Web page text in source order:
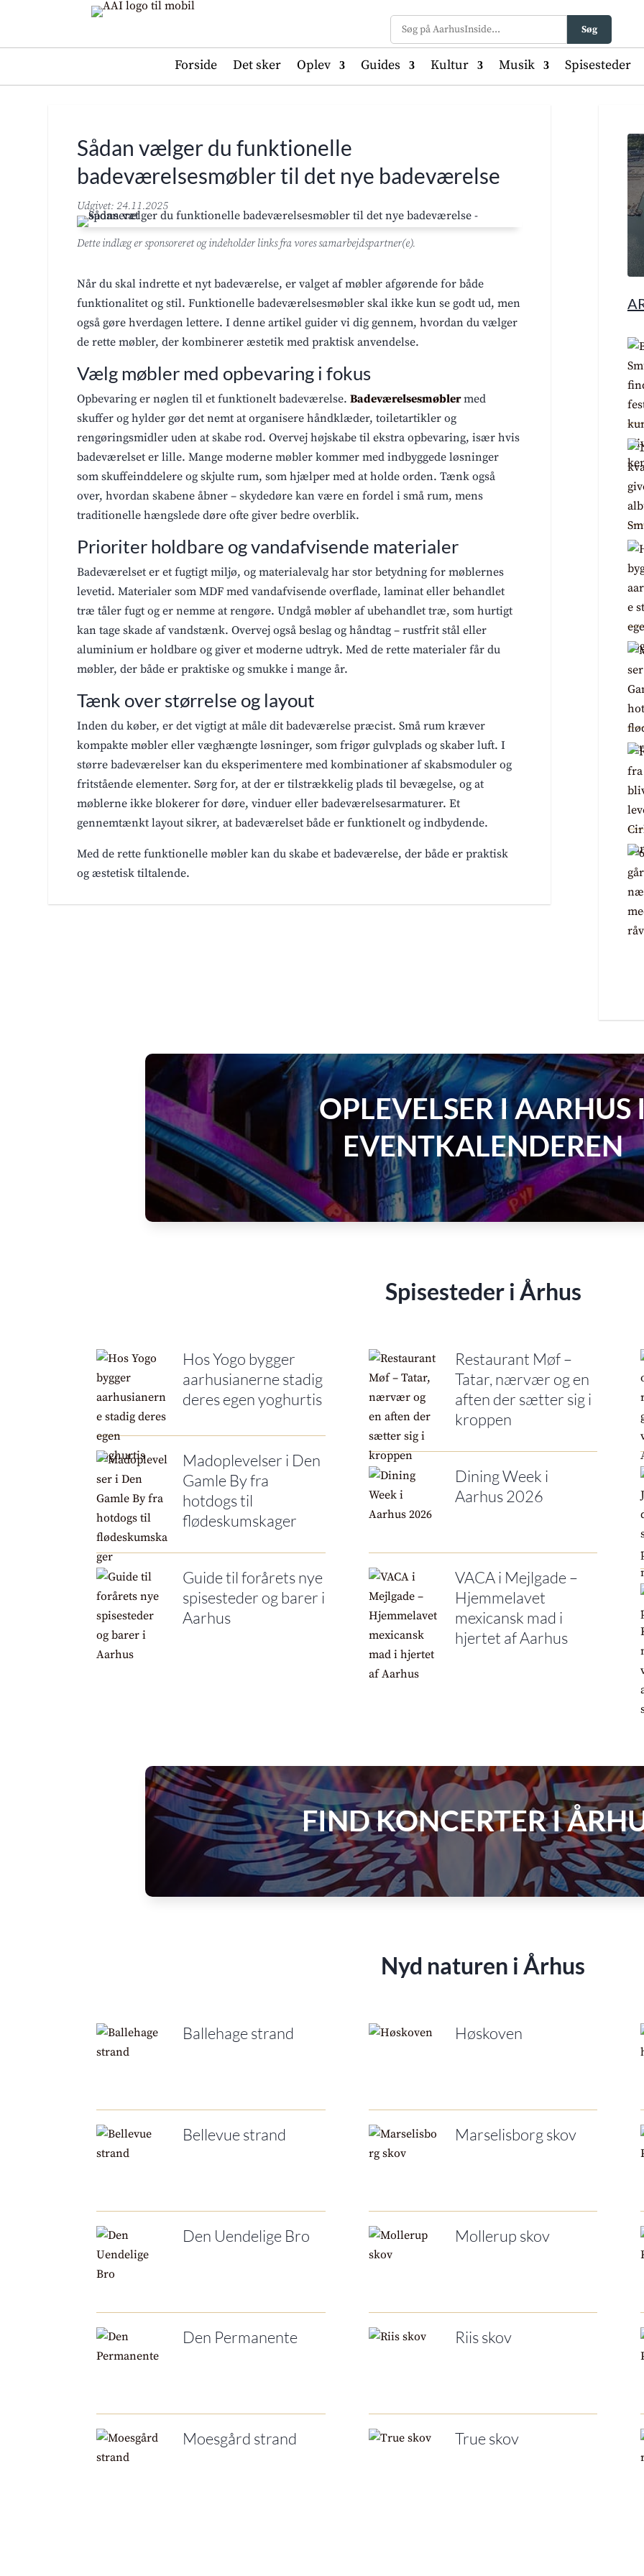
Søg
Forside Det sker Oplev Guides Kultur Musik Spisesteder
Sådan vælger du funktionelle
badeværelsesmøbler til det nye badeværelse
Udgivet: 24.11.2025
Dette indlæg er sponsoreret og indeholder links fra vores samarbejdspartner(e).
Når du skal indrette et nyt badeværelse, er valget af møbler afgørende for både
funktionalitet og stil. Funktionelle badeværelsesmøbler skal ikke kun se godt ud, men
også gøre hverdagen lettere. I denne artikel guider vi dig gennem, hvordan du vælger
de rette møbler, der kombinerer æstetik med praktisk anvendelse.
Vælg møbler med opbevaring i fokus
Opbevaring er nøglen til et funktionelt badeværelse.Badeværelsesmøblermed
skuffer og hylder gør det nemt at organisere håndklæder, toiletartikler og
rengøringsmidler uden at skabe rod. Overvej højskabe til ekstra opbevaring, især hvis
badeværelset er lille. Mange moderne møbler kommer med indbyggede løsninger
som skuffeinddelere og skjulte rum, som hjælper med at holde orden. Tænk også
over, hvordan skabene åbner – skydedøre kan være en fordel i små rum, mens
traditionelle hængslede døre ofte giver bedre overblik.
Prioriter holdbare og vandafvisende materialer
Badeværelset er et fugtigt miljø, og materialevalg har stor betydning for møblernes
levetid. Materialer som MDF med vandafvisende overflade, laminat eller behandlet
træ tåler fugt og er nemme at rengøre. Undgå møbler af ubehandlet træ, som hurtigt
kan tage skade af vandstænk. Overvej også beslag og håndtag – rustfrit stål eller
aluminium er holdbare og giver et moderne udtryk. Med de rette materialer får du
møbler, der både er praktiske og smukke i mange år.
Tænk over størrelse og layout
Inden du køber, er det vigtigt at måle dit badeværelse præcist. Små rum kræver
kompakte møbler eller væghængte løsninger, som frigør gulvplads og skaber luft. I
større badeværelser kan du eksperimentere med kombinationer af skabsmoduler og
fritstående elementer. Sørg for, at der er tilstrækkelig plads til bevægelse, og at
møblerne ikke blokerer for døre, vinduer eller badeværelsesarmaturer. Et
gennemtænkt layout sikrer, at badeværelset både er funktionelt og indbydende.
Med de rette funktionelle møbler kan du skabe et badeværelse, der både er praktisk
og æstetisk tiltalende.
OPLEVELSER I AARHUS
EVENTKALENDEREN
Spisesteder i Århus
Hos Yogo bygger
aarhusianerne stadig
deres egen yoghurtis
Madoplevelser i Den
Gamle By fra
hotdogs til
flødeskumskager
Guide til forårets nye
spisesteder og barer i
Aarhus
Restaurant Møf –
Tatar, nærvær og en
aften der sætter sig i
kroppen
Dining Week i
Aarhus 2026
VACA i Mejlgade –
Hjemmelavet
mexicansk mad i
hjertet af Aarhus
FIND KONCERTER I
Nyd naturen i Århus
Ballehage strand
Bellevue strand
Den Uendelige Bro
Den Permanente
Moesgård strand
Høskoven
Marselisborg skov
Mollerup skov
Riis skov
True skov